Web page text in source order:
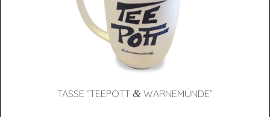
TAS­SE “TEE­POTT & WARNEMÜNDE”